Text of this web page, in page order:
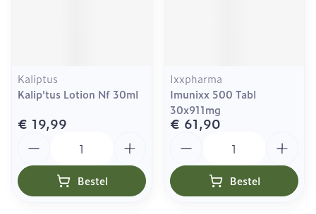
Kaliptus
Kalip'tus Lotion Nf 30ml
€ 19,99
Bestel
Ixxpharma
Imunixx 500 Tabl
30x911mg
€ 61,90
Bestel